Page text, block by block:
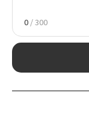
0 / 300